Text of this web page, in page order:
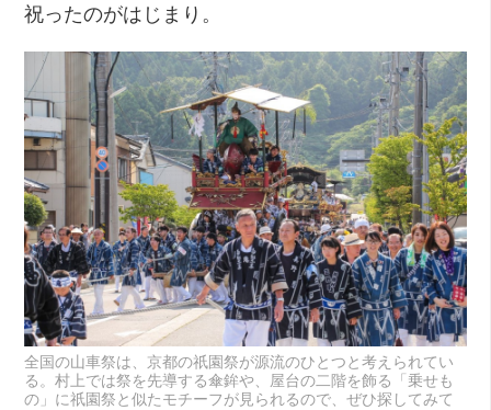
祝ったのがはじまり。
全国の山車祭は、京都の祇園祭が源流のひとつと考えられてい
る。村上では祭を先導する傘鉾や、屋台の二階を飾る「乗せも
の」に祇園祭と似たモチーフが見られるので、ぜひ探してみて